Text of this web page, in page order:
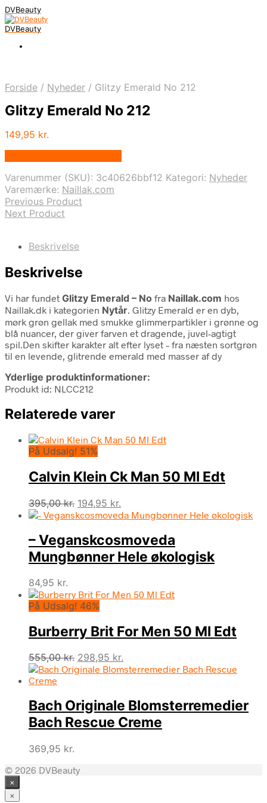
DVBeauty
DVBeauty
Forside / Nyheder / Glitzy Emerald No 212
Glitzy Emerald No 212
149,95 kr.
Varenummer (SKU): 3c40626bbf12 Kategori: Nyheder
Varemærke: Naillak.com
Previous Product
Next Product
Beskrivelse
Beskrivelse
Vi har fundet Glitzy Emerald – No fra Naillak.com hos
Naillak.dk i kategorien Nytår. Glitzy Emerald er en dyb,
mørk grøn gellak med smukke glimmerpartikler i grønne og
blå nuancer, der giver farven et dragende, juvel-agtigt
spil.Den skifter karakter alt efter lyset – fra næsten sortgrøn
til en levende, glitrende emerald med masser af dy
Yderlige produktinformationer:
Produkt id: NLCC212
Relaterede varer
På Udsalg! 51%
Calvin Klein Ck Man 50 Ml Edt
395,00kr. Den
oprindelige
var:
395,00 kr..
194,95 kr.
aktuelle
er:
194,95 kr..
– Veganskcosmoveda
Mungbønner Hele økologisk
84,95 kr.
På Udsalg! 46%
Burberry Brit For Men 50 Ml Edt
555,00kr. Den
oprindelige
555,00 kr..
298,95 kr.
aktuelle
298,95 kr..
Bach Originale Blomsterremedier
Bach Rescue Creme
369,95 kr.
© 2026 DVBeauty
×
×